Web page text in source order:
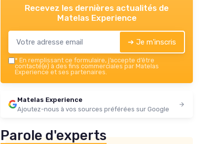
Recevez les dernières actualités de
Matelas Experience
➔ Je m'inscris
* En remplissant ce formulaire, j’accepte d’être
contacté(e) à des fins commerciales par Matelas
Experience et ses partenaires.
Matelas Experience
Ajoutez-nous à vos sources préférées sur Google
Parole d'experts